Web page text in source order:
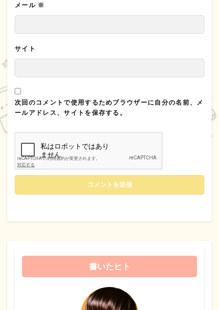
メール ※
サイト
次回のコメントで使用するためブラウザーに自分の名前、メ
ールアドレス、サイトを保存する。
書いたヒト